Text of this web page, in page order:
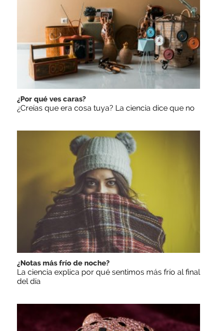
¿Por qué ves caras?
¿Creías que era cosa tuya? La ciencia dice que no
¿Notas más frío de noche?
La ciencia explica por qué sentimos más frío al final
del día